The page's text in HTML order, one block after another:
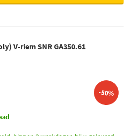
V-riem SNR GA350.61
-50%